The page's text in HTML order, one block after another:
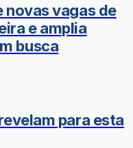
novas vagas de
e amplia
busca
para esta